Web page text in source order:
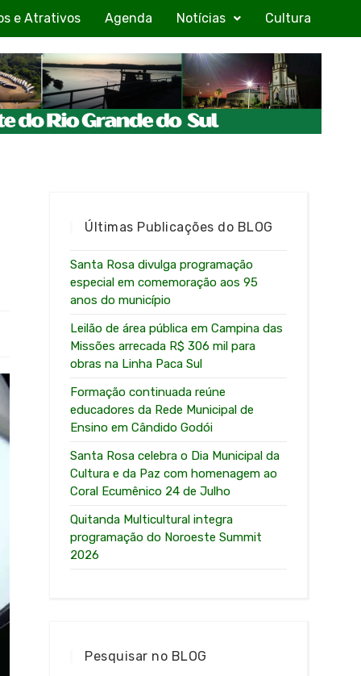
e Atrativos Agenda Notícias Cultura
Últimas Publicações do BLOG
Santa Rosa divulga programação
especial em comemoração aos 95
anos do município
Leilão de área pública em Campina das
Missões arrecada R$ 306 mil para
obras na Linha Paca Sul
Formação continuada reúne
educadores da Rede Municipal de
Ensino em Cândido Godói
Santa Rosa celebra o Dia Municipal da
Cultura e da Paz com homenagem ao
Coral Ecumênico 24 de Julho
Quitanda Multicultural integra
programação do Noroeste Summit
2026
Pesquisar no BLOG